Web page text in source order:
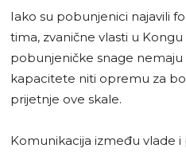
Iako su pobunjenici najavili
tima, zvanične vlasti u
pobunjeničke snage
kapacitete niti opremu za
prijetnje ove skale.
Komunikacija između vlade